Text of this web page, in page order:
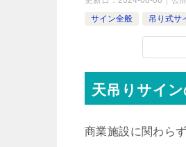
サイン全般
吊り式サ
天吊りサイ
商業施設に関わら